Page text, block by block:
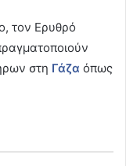
τον Ερυθρό
στη Γάζα όπως